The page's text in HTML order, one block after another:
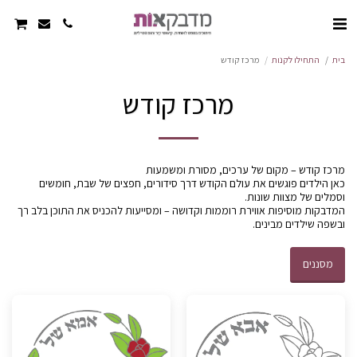
בית התחילו לקנות מרכז קודש
מרכז קודש
כאן הילדים פוגשים את עולם הקודש דרך סידורים, חפצים של שבת, חומשים
המדבקות מוסיפות אווירת רוממות וקדושה – ומסייעות להכניס את התוכן בלב רך
ובשפה שילדים מבינים.
מסננים